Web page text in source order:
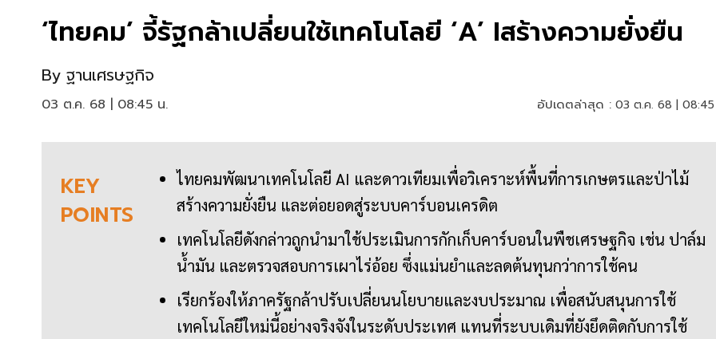
‘ไทยคม’ จี้รัฐกล้าเปลี่ยนใช้เทคโนโลยี ‘A’ Iสร้างความยั่งยืน
By ฐานเศรษฐกิจ
03 ต.ค. 68 | 08:45 น. อัปเดตล่าสุด : 03 ต.ค. 68 |
KEY
POINTS
ไทยคมพัฒนาเทคโนโลยี AI และดาวเทียมเพื่อวิเคราะห์พื้นที่การเกษตรและป่าไม้
สร้างความยั่งยืน และต่อยอดสู่ระบบคาร์บอนเครดิต
เทคโนโลยีดังกล่าวถูกนำมาใช้ประเมินการกักเก็บคาร์บอนในพืชเศรษฐกิจ เช่น ปาล์ม
น้ำมัน และตรวจสอบการเผาไร่อ้อย ซึ่งแม่นยำและลดต้นทุนกว่าการใช้คน
เรียกร้องให้ภาครัฐกล้าปรับเปลี่ยนนโยบายและงบประมาณ เพื่อสนับสนุนการใช้
เทคโนโลยีใหม่นี้อย่างจริงจังในระดับประเทศ แทนที่ระบบเดิมที่ยังยึดติดกับการใช้